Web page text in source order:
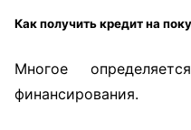
Как получить кредит на
Многое
финансирования.